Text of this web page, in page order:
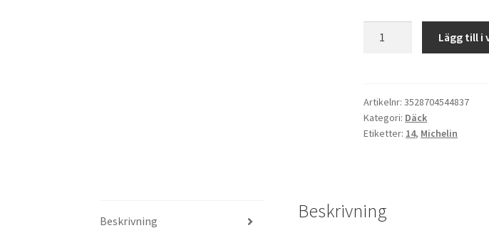
Rf.
(M+S)
90/90
TL
(fram/bak)
Lägg till i
Artikelnr:3528704544837
Kategori: Däck
Etiketter: 14, Michelin
Beskrivning Beskrivning